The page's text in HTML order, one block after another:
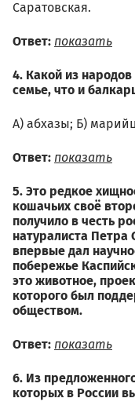
Саратовская.
Ответ: показать
4. Какой из
семье, что и
А) абхазы; Б)
Ответ: показать
5. Это редкое
кошачьих своё
получило в честь
натуралиста
впервые дал
побережье
это животное,
которого был
обществом.
Ответ: показать
6. Из
которых в России